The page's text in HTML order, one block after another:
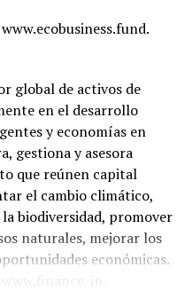
global de activos de
en el desarrollo
y economías en
gestiona y asesora
que reúnen capital
el cambio climático,
biodiversidad, promover
naturales, mejorar los
económicas.